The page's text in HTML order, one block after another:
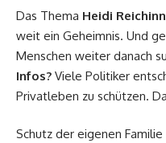
Das Thema Heidi
weit ein Geheimnis. Und
Menschen weiter danach
Infos? Viele Politiker
Privatleben zu schützen.
Schutz der eigenen Familie